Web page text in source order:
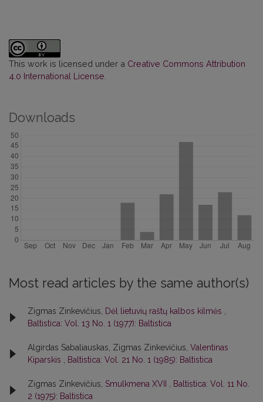
This work is licensed under a Creative Commons Attribution
4.0 International License
Downloads
Most read articles by the same author(s)
Zigmas Zinkevičius, Dėl lietuvių raštų kalbos kilmės
Baltistica: Vol. 13 No. 1 (1977): Baltistica
Algirdas Sabaliauskas, Zigmas Zinkevičius, Valentinas
Kiparskis
Baltistica: Vol. 21 No. 1 (1985): Baltistica
Zigmas Zinkevičius, Smulkmena XVII
Baltistica: Vol. 11 No.
2 (1975): Baltistica